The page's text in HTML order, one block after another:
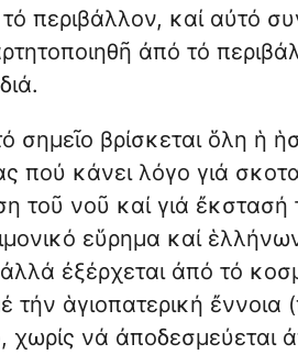
περιβάλλον, καί αὐτό
ἀπό τό
σημεῖο βρίσκεται ὅλη ἡ
πού κάνει λόγο γιά
τοῦ νοῦ καί γιά ἔκστασή
εὕρημα καί
ἐξέρχεται ἀπό τό
τήν ἁγιοπατερική
χωρίς νά ἀποδεσμεύεται